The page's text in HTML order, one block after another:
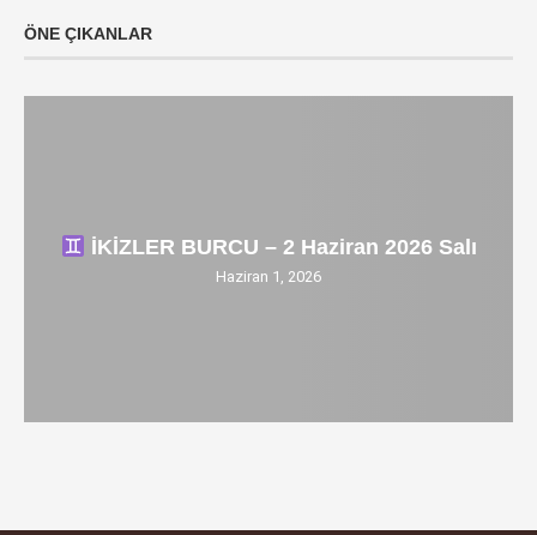
ÖNE ÇIKANLAR
İKİZLER BURCU – 2 Haziran 2026 Salı
Haziran 1, 2026